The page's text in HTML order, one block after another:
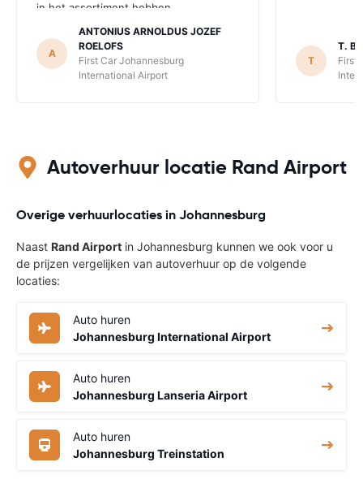
in het assortiment hebben.
A
ANTONIUS ARNOLDUS JOZEF
ROELOFS
First Car Johannesburg
International Airport
T
T. B.
First
Autoverhuur locatie Rand Airport
Overige verhuurlocaties in Johannesburg
Naast Rand Airport in Johannesburg kunnen we ook voor u
de prijzen vergelijken van autoverhuur op de volgende
locaties:
Auto huren
Johannesburg International Airport
Auto huren
Johannesburg Lanseria Airport
Auto huren
Johannesburg Treinstation